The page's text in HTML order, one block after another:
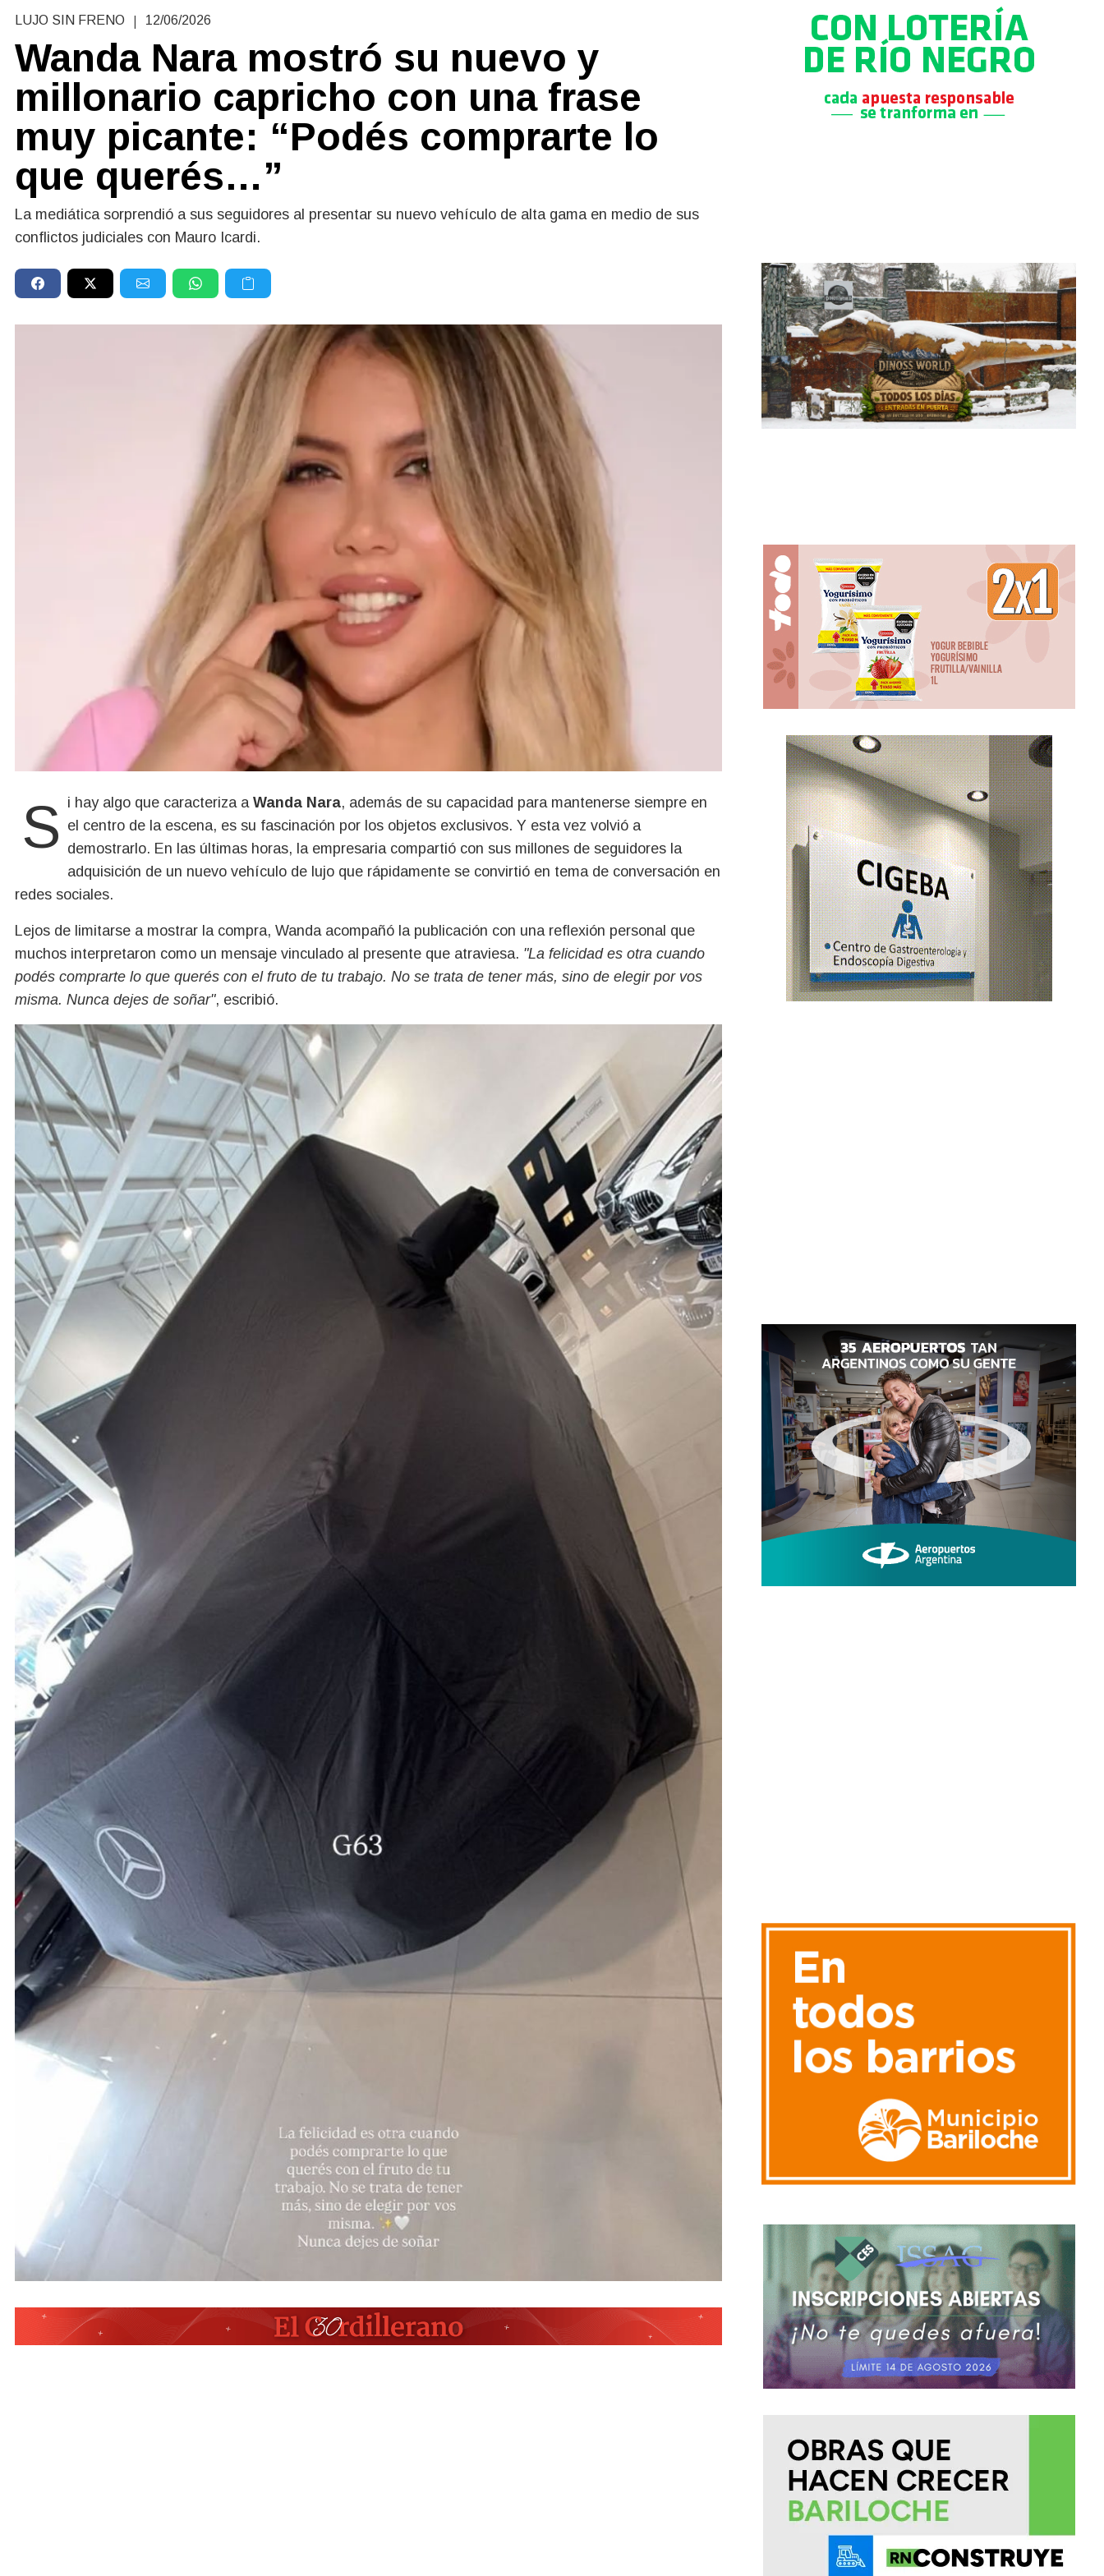
LUJO SIN FRENO | 12/06/2026
Wanda Nara mostró su nuevo y
millonario capricho con una frase
muy picante: “Podés comprarte lo
que querés…”
La mediática sorprendió a sus seguidores al presentar su nuevo vehículo de alta gama en medio de sus
conflictos judiciales con Mauro Icardi.
Si hay algo que caracteriza a Wanda Nara, además de su capacidad para mantenerse siempre en
el centro de la escena, es su fascinación por los objetos exclusivos. Y esta vez volvió a
demostrarlo. En las últimas horas, la empresaria compartió con sus millones de seguidores la
adquisición de un nuevo vehículo de lujo que rápidamente se convirtió en tema de conversación en
redes sociales.
Lejos de limitarse a mostrar la compra, Wanda acompañó la publicación con una reflexión personal que
muchos interpretaron como un mensaje vinculado al presente que atraviesa. "La felicidad es otra cuando
podés comprarte lo que querés con el fruto de tu trabajo. No se trata de tener más, sino de elegir por vos
misma. Nunca dejes de soñar", escribió.